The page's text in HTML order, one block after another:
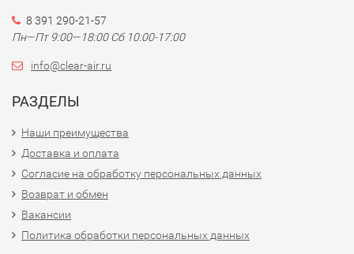
8 391 290-21-57
Пн—Пт 9:00—18:00 Сб 10:00-17:00
info@clear-air.ru
РАЗДЕЛЫ
Наши преимущества
Доставка и оплата
Согласие на обработку персональных данных
Возврат и обмен
Вакансии
Политика обработки персональных данных